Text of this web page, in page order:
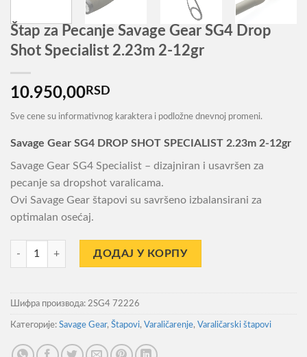
Štap za Pecanje Savage Gear SG4 Drop
Shot Specialist 2.23m 2-12gr
10.950,00RSD
Sve cene su informativnog karaktera i podložne dnevnoj promeni.
Savage Gear SG4 DROP SHOT SPECIALIST 2.23m 2-12gr
Savage Gear SG4 Specialist – dizajniran i usavršen za
pecanje sa dropshot varalicama.
Ovi Savage Gear štapovi su savršeno izbalansirani za
optimalan osećaj.
Štap za Pecanje Savage Gear SG4 Drop Shot Specialist 2.23m 2-12gr
ДОДАЈ У КОРПУ
Шифра производа: 2SG4 72226
Категорије: Savage Gear, Štapovi, Varaličarenje, Varaličarski štapovi